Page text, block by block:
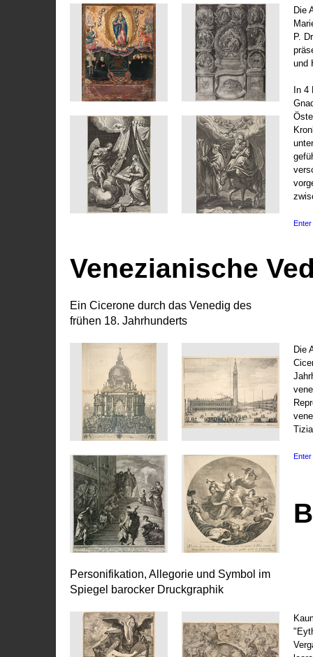
Die
P.
und
In 4
Enter
Venezianische
Ein Cicerone durch das Venedig des
frühen 18. Jahrhunderts
Die
Enter
Personifikation, Allegorie und Symbol im
Spiegel barocker Druckgraphik